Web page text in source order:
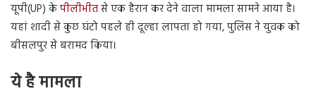
यूपी(UP) केपीलीभीतसे एक हैरान कर देने वाला मामला सामने आया है।
यहां शादी से कुछ घंटो पहले ही दूल्हा लापता हो गया, पुलिस ने युवक को
बीसलपुर से बरामद किया।
ये है मामला